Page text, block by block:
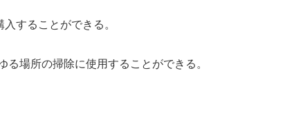
することができる。
場所の掃除に使用することができる。